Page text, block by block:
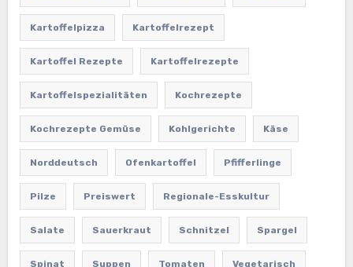
Kartoffelpizza Kartoffelrezept
Kartoffel Rezepte Kartoffelrezepte
Kartoffelspezialitäten Kochrezepte
Kochrezepte Gemüse Kohlgerichte Käse
Norddeutsch Ofenkartoffel Pfifferlinge
Pilze Preiswert Regionale-Esskultur
Salate Sauerkraut Schnitzel Spargel
Spinat Suppen Tomaten Vegetarisch